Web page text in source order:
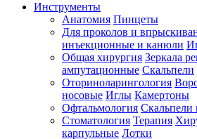
Инструменты
Анатомия Пинцеты
Для проколов и
инъекционные и канюли
Общая хирургия Зеркала
ампутационные Скальпели
Оториноларингология
носовые Иглы Камертоны
Офтальмология Скальпели
Стоматология Терапия
карпульные Лотки